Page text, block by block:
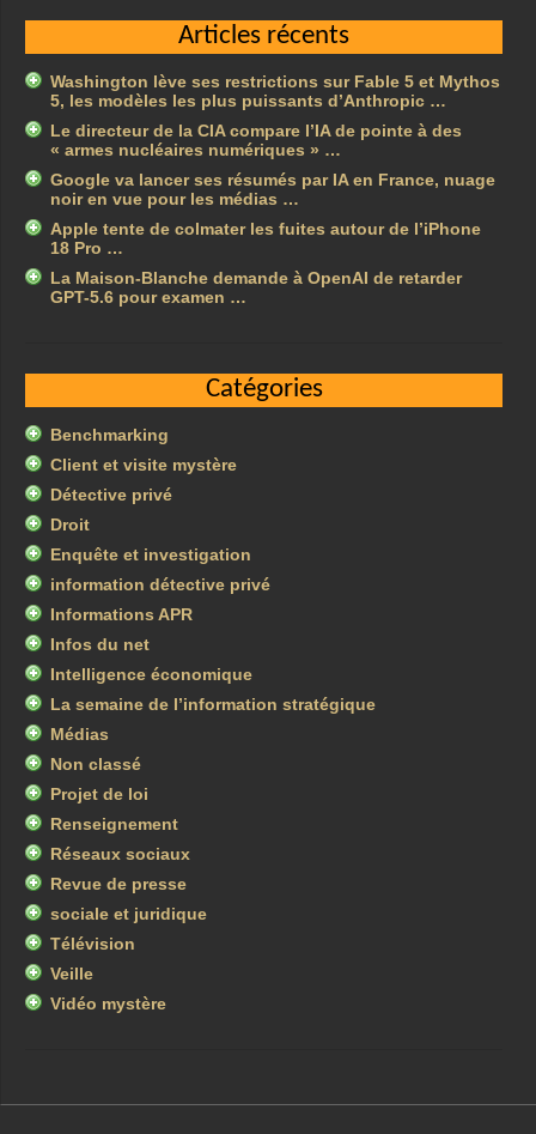
Articles récents
Washington lève ses restrictions sur Fable 5 et Mythos
5, les modèles les plus puissants d’Anthropic …
Le directeur de la CIA compare l’IA de pointe à des
« armes nucléaires numériques » …
Google va lancer ses résumés par IA en France, nuage
noir en vue pour les médias …
Apple tente de colmater les fuites autour de l’iPhone
18 Pro …
La Maison-Blanche demande à OpenAI de retarder
GPT-5.6 pour examen …
Catégories
Benchmarking
Client et visite mystère
Détective privé
Droit
Enquête et investigation
information détective privé
Informations APR
Infos du net
Intelligence économique
La semaine de l’information stratégique
Médias
Non classé
Projet de loi
Renseignement
Réseaux sociaux
Revue de presse
sociale et juridique
Télévision
Veille
Vidéo mystère